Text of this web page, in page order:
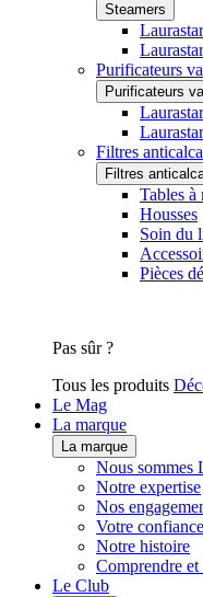
Steamers
Purificateurs
Purificateurs
Filtres
Filtres
Tables à
Housses
Soin du
Pièces
Pas sûr ?
Tous les produits
Le Mag
La marque
La marque
Nous sommes
Notre expertise
Nos
Votre confiance
Notre histoire
Comprendre et
Le Club